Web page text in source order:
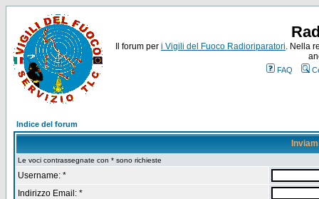
Il forum per i Vigili del Fuoco Radioriparatori. Nella
FAQ
Indice del forum
Le voci contrassegnate con * sono richieste
Username: *
Indirizzo Email: *